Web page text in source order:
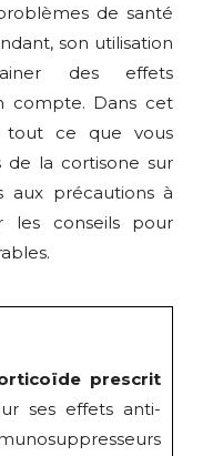
de santé
son utilisation
des effets
compte. Dans cet
tout ce que vous
de la cortisone sur
aux précautions à
les conseils pour
prescrit
ses effets anti-